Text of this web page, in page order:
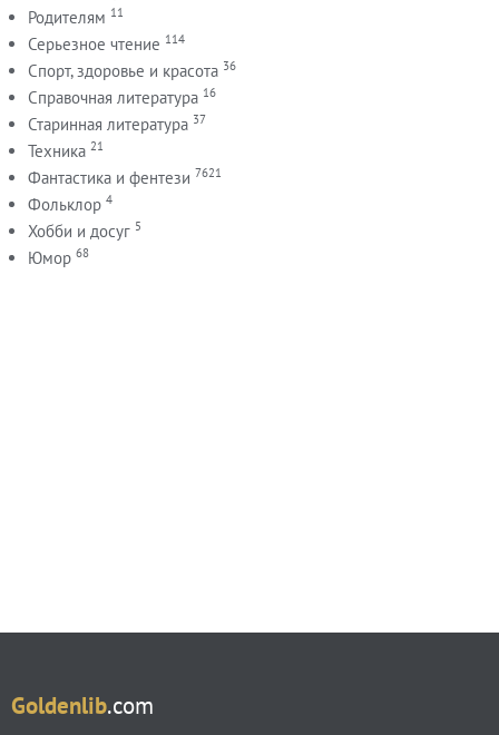
Родителям 11
Серьезное чтение 114
Спорт, здоровье и красота 36
Справочная литература 16
Старинная литература 37
Техника 21
Фантастика и фентези 7621
Фольклор 4
Хобби и досуг 5
Юмор 68
Goldenlib.com